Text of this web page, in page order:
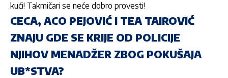
kući! Takmičari se neće dobro provesti!
CECA, ACO PEJOVIĆ I TEA TAIROVIĆ
ZNAJU GDE SE KRIJE OD POLICIJE
NJIHOV MENADŽER ZBOG POKUŠAJA
UB*STVA?